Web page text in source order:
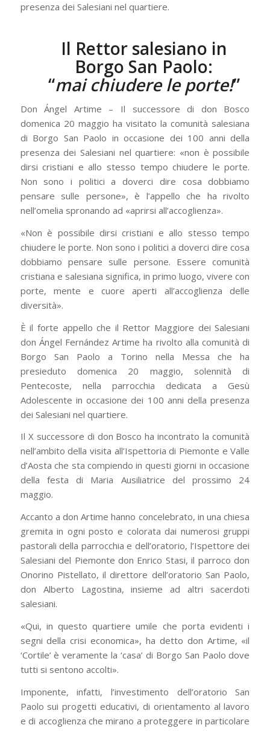
presenza dei Salesiani nel quartiere.
Il Rettor salesiano in
Borgo San Paolo:
“mai chiudere le porte!”
Don Ángel Artime – Il successore di don Bosco
domenica 20 maggio ha visitato la comunità salesiana
di Borgo San Paolo in occasione dei 100 anni della
presenza dei Salesiani nel quartiere: «non è possibile
dirsi cristiani e allo stesso tempo chiudere le porte.
Non sono i politici a doverci dire cosa dobbiamo
pensare sulle persone», è l’appello che ha rivolto
nell’omelia spronando ad «aprirsi all’accoglienza».
«Non è possibile dirsi cristiani e allo stesso tempo
chiudere le porte. Non sono i politici a doverci dire cosa
dobbiamo pensare sulle persone. Essere comunità
cristiana e salesiana significa, in primo luogo, vivere con
porte, mente e cuore aperti all’accoglienza delle
diversità».
È il forte appello che il Rettor Maggiore dei Salesiani
don Ángel Fernández Artime ha rivolto alla comunità di
Borgo San Paolo a Torino nella Messa che ha
presieduto domenica 20 maggio, solennità di
Pentecoste, nella parrocchia dedicata a Gesù
Adolescente in occasione dei 100 anni della presenza
dei Salesiani nel quartiere.
Il X successore di don Bosco ha incontrato la comunità
nell’ambito della visita all’Ispettoria di Piemonte e Valle
d’Aosta che sta compiendo in questi giorni in occasione
della festa di Maria Ausiliatrice del prossimo 24
maggio.
Accanto a don Artime hanno concelebrato, in una chiesa
gremita in ogni posto e colorata dai numerosi gruppi
pastorali della parrocchia e dell’oratorio, l’Ispettore dei
Salesiani del Piemonte don Enrico Stasi, il parroco don
Onorino Pistellato, il direttore dell’oratorio San Paolo,
don Alberto Lagostina, insieme ad altri sacerdoti
salesiani.
«Qui, in questo quartiere umile che porta evidenti i
segni della crisi economica», ha detto don Artime, «il
‘Cortile’ è veramente la ‘casa’ di Borgo San Paolo dove
tutti si sentono accolti».
Imponente, infatti, l’investimento dell’oratorio San
Paolo sui progetti educativi, di orientamento al lavoro
e di accoglienza che mirano a proteggere in particolare